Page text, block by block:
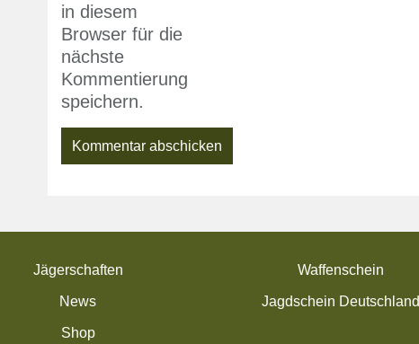
in diesem
Browser für die
nächste
Kommentierung
speichern.
Jägerschaften
News
Shop
Waffenschein
Jagdschein Deutschland